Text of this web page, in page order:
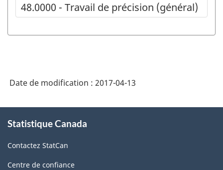
48.0000 - Travail de précision (général)
Date de modification : 2017-04-13
propos
ce
site
Statistique Canada
Contactez StatCan
Centre de confiance